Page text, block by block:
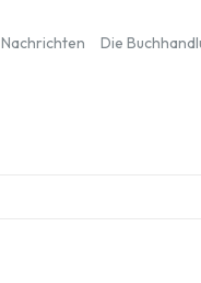
Nachrichten Die